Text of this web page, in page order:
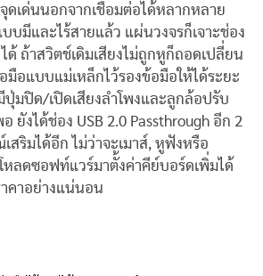
ดเด่นนอกจากเชื่อมต่อได้หลากหลาย
บมีและไร้สายแล้ว แผ่นวงจรก็เจาะช่อง
ด้ ถ้าสวิตช์เดิมเสียงไม่ถูกหูก็ถอดเปลี่ยน
อแบบแม่เหล็กไว้รองข้อมือให้ได้ระยะ
มปิด/เปิดเสียงลำโพงและลูกล้อปรับ
ยังได้ช่อง USB 2.0 Passthrough อีก 2
สริมได้อีก ไม่ว่าจะเมาส์, หูฟังหรือ
หลดซอฟท์แวร์มาตั้งค่าคีย์บอร์ดเพิ่มได้
คาอย่างแน่นอน